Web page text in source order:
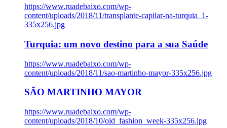
https://www.ruadebaixo.com/wp-
content/uploads/2018/11/transplante-capilar-na-turquia_1-
335x256.jpg
Turquia: um novo destino para a sua Saúde
https://www.ruadebaixo.com/wp-
content/uploads/2018/11/sao-martinho-mayor-335x256.jpg
SÃO MARTINHO MAYOR
https://www.ruadebaixo.com/wp-
content/uploads/2018/10/old_fashion_week-335x256.jpg